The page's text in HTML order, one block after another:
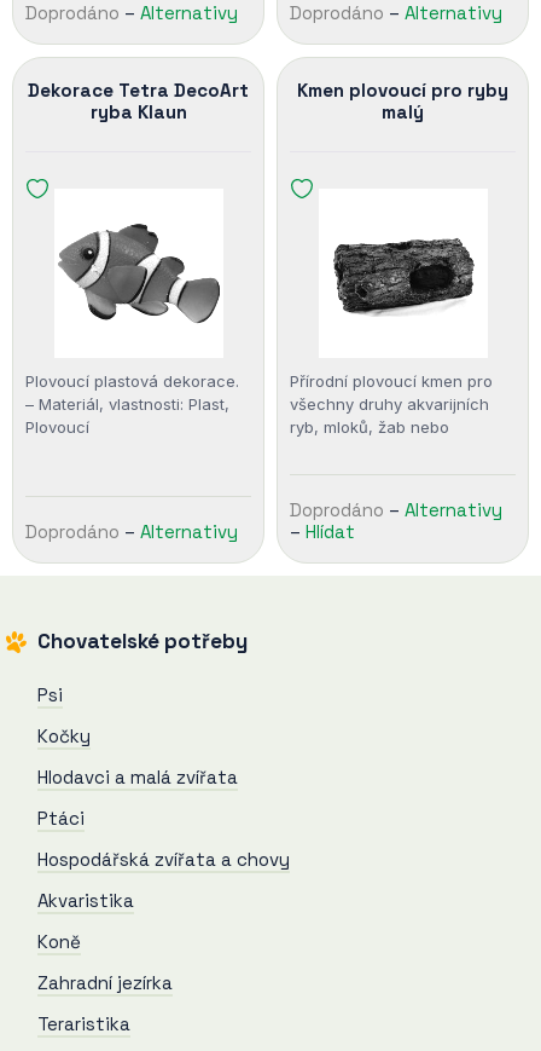
Doprodáno – Alternativy Doprodáno – Alternativy
Dekorace Tetra DecoArt
ryba Klaun
Plovoucí plastová dekorace.
– Materiál, vlastnosti: Plast,
Plovoucí
Doprodáno – Alternativy
Kmen plovoucí pro ryby
malý
Přírodní plovoucí kmen pro
všechny druhy akvarijních
ryb, mloků, žab nebo
x 10,8 cm. – Materiál,
Doprodáno – Alternativy
– Hlídat
Chovatelské potřeby
Psi
Kočky
Hlodavci a malá zvířata
Ptáci
Hospodářská zvířata a chovy
Akvaristika
Koně
Zahradní jezírka
Teraristika